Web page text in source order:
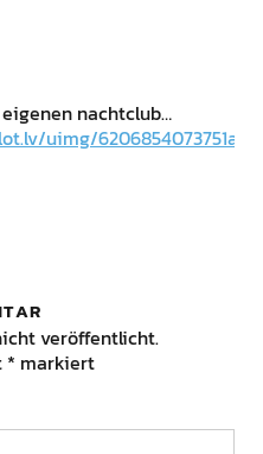
nachtclub…
uimg/
veröffentlicht.
* markiert